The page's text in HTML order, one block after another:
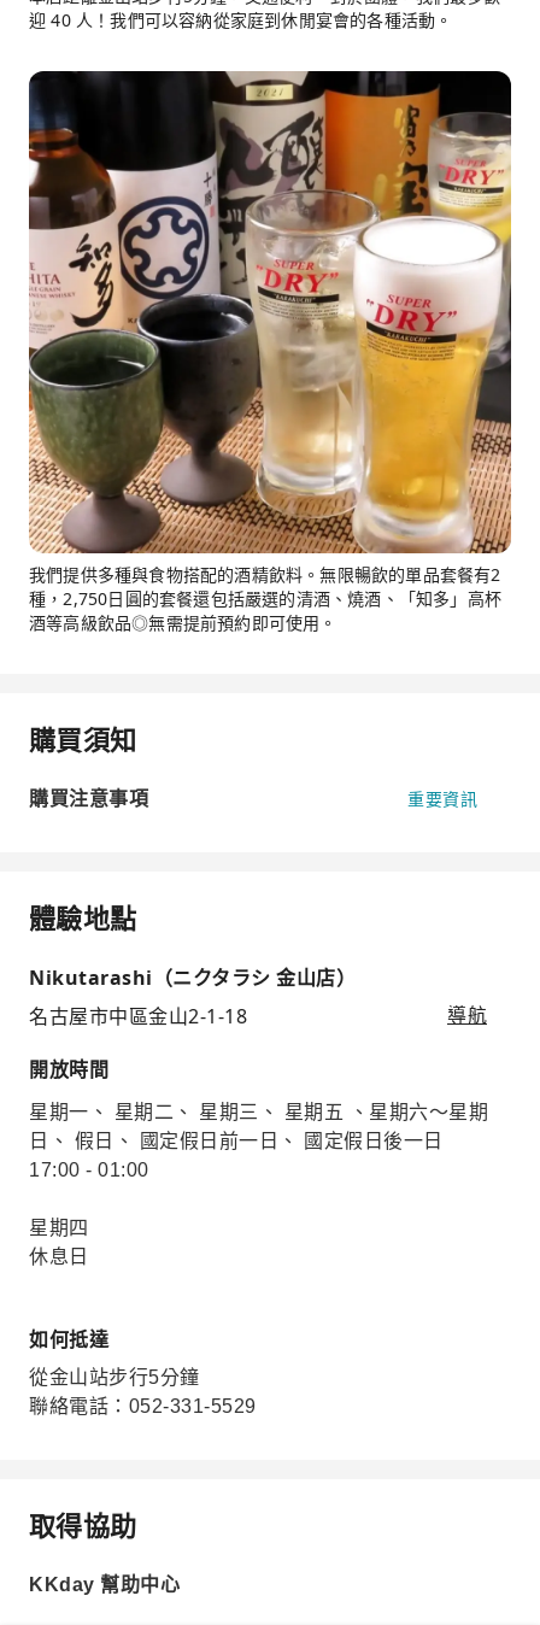
迎 40 人！我們可以容納從家庭到休閒宴會的各種活動。
我們提供多種與食物搭配的酒精飲料。無限暢飲的單品套餐有2
種，2,750日圓的套餐還包括嚴選的清酒、燒酒、「知多」高杯
酒等高級飲品◎無需提前預約即可使用。
購買須知
購買注意事項 重要資訊
體驗地點
Nikutarashi（ニクタラシ 金山店）
名古屋市中區金山2-1-18
導航
開放時間
星期一、 星期二、 星期三、 星期五 、星期六～星期
日、 假日、 國定假日前一日、 國定假日後一日
17:00 - 01:00
星期四
休息日
如何抵達
從金山站步行5分鐘
聯絡電話：052-331-5529
取得協助
KKday 幫助中心